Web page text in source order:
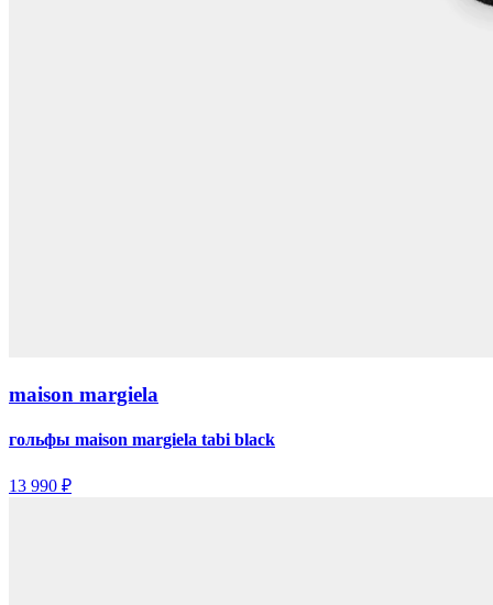
maison margiela
гольфы maison margiela tabi black
13 990 ₽